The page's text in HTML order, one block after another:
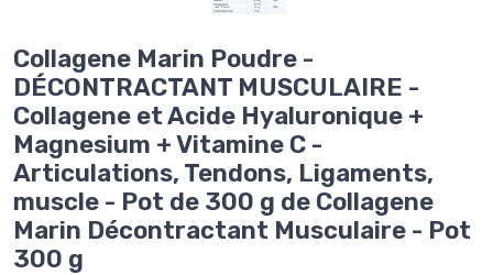
Collagene Marin Poudre -
DÉCONTRACTANT ​MUSCULAIRE -
Collagene et Acide Hyaluronique +
Magnesium + Vitamine C -
Articulations, Tendons, Ligaments,
muscle - Pot de 300 g​ de Collagene
Marin Décontractant Musculaire - Pot
300 g